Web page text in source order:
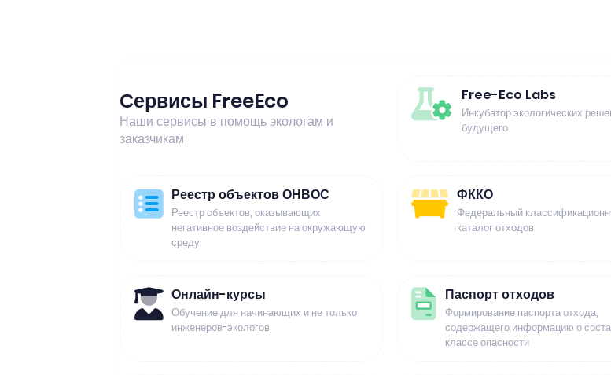
Сервисы FreeEco
Наши сервисы в помощь экологам и
заказчикам
Free-Eco Labs
Инкубатор экологических
будущего
Реестр объектов ОНВОС
Реестр объектов, оказывающих
негативное воздействие на окружающую
среду
ФККО
Федеральный
каталог отходов
Онлайн-курсы
Обучение для начинающих и не только
инженеров-экологов
Паспорт отходов
Формирование паспорта отхода,
содержащего информацию о
классе опасности